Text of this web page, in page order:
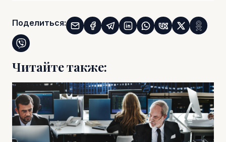
Поделиться:
Читайте также: